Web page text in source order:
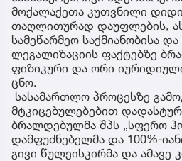
მოქალაქეთა კუთვნილი
თაღლითურად დაუფლების,
სამეწარმეო საქმიანობისა
ლეგალიზაციის ფაქტებზე
ფიზიკური და ორი
ცნო.
სასამართლო პროცესზე
მტკიცებულებებით
ბრალდებულმა შპს „სფერო
დამფუძნებელმა და 100%-
გივი წულეისკირმა და ამავე